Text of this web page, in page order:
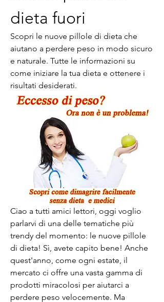
dieta fuori
Scopri le nuove pillole di dieta che
aiutano a perdere peso in modo sicuro
e naturale. Tutte le informazioni su
come iniziare la tua dieta e ottenere i
risultati desiderati.
Ciao a tutti amici lettori, oggi voglio
parlarvi di una delle tematiche più
trendy del momento: le nuove pillole
di dieta! Sì, avete capito bene! Anche
quest'anno, come ogni estate, il
mercato ci offre una vasta gamma di
prodotti miracolosi per aiutarci a
perdere peso velocemente. Ma